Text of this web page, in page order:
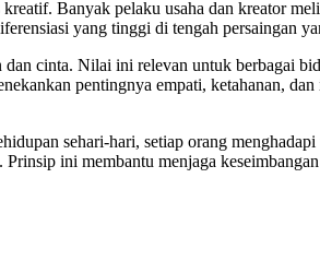
Banyak pelaku usaha dan kreator
yang tinggi di tengah persaingan
cinta. Nilai ini relevan untuk berbagai
pentingnya empati, ketahanan,
sehari-hari, setiap orang
ini membantu menjaga